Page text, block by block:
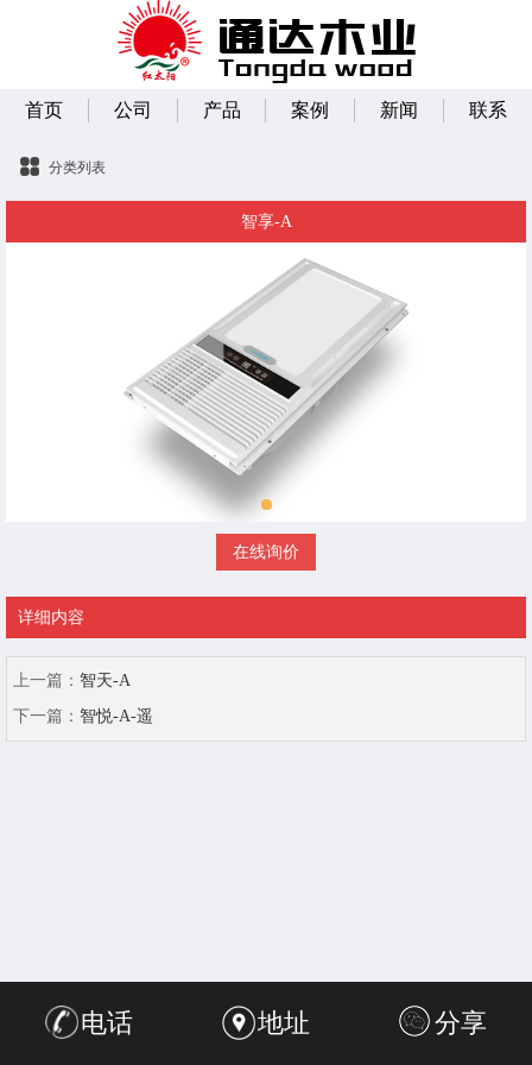
首页 公司 产品 案例 新闻 联系
分类列表
智享-A
在线询价
详细内容
上一篇： 智天-A
下一篇： 智悦-A-遥
电话 地址 分享